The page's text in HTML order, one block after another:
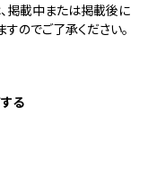
掲載中または掲載後に
のでご了承ください。
る